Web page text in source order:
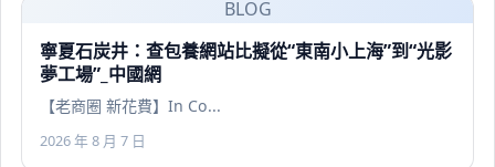
BLOG
寧夏石炭井：查包養網站比擬從“東南小上海”到“光影
夢工場”_中國網
【老商圈 新花費】In Co...
2026 年 8 月 7 日